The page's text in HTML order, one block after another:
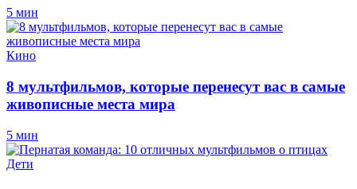
5 мин
Кино
8 мультфильмов, которые перенесут вас в самые
живописные места мира
5 мин
Дети